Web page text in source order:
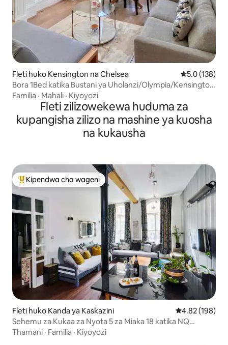
Fleti huko Kensington na Chelsea Ukadiriaji wa
5.0 (138)
Bora 1Bed katika Bustani ya Uholanzi/Olympia/Kensington
W14
Familia · Mahali · Kiyoyozi
Fleti zilizowekewa huduma za
kupangisha zilizo na mashine ya kuosha
na kukausha
Kipendwa maarufu cha wageni
Kipendwa cha wageni
Fleti huko Kanda ya Kaskazini Ukadiriaji wa
4.82 (198)
Sehemu za Kukaa za Nyota 5 za Miaka 18 katika NQ
Central, Fleti ya Kifahari yenye Chumba 1 cha Kulala
Thamani · Familia · Kiyoyozi